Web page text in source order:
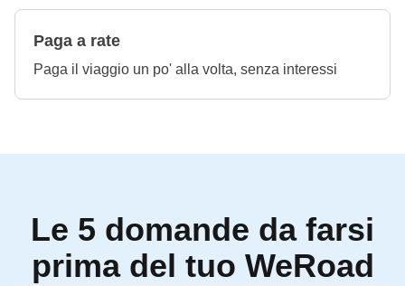
Paga a rate
Paga il viaggio un po' alla volta, senza interessi
Le 5 domande da farsi
prima del tuo WeRoad